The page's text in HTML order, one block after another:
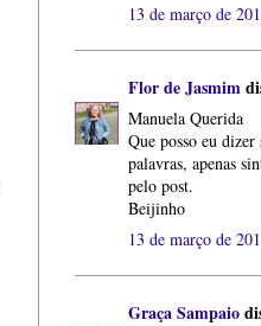
13 de março de
Flor de Jasmim
Manuela Querida
Que posso eu
palavras, apenas
pelo post.
Beijinho
13 de março de
Graça Sampaio